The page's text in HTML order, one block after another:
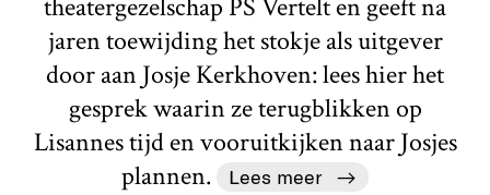
theatergezelschap PS Vertelt en geeft na
jaren toewijding het stokje als uitgever
door aan Josje Kerkhoven: lees hier het
gesprek waarin ze terugblikken op
Lisannes tijd en vooruitkijken naar Josjes
plannen.
Lees meer